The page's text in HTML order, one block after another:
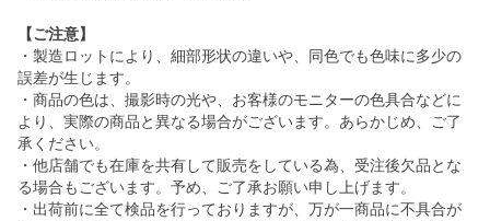
【ご注意】
・製造ロットにより、細部形状の違いや、同色でも色味に多少の
誤差が生じます。
・商品の色は、撮影時の光や、お客様のモニターの色具合などに
より、実際の商品と異なる場合がございます。あらかじめ、ご了
承ください。
・他店舗でも在庫を共有して販売をしている為、受注後欠品とな
る場合もございます。予め、ご了承お願い申し上げます。
・出荷前に全て検品を行っておりますが、万が一商品に不具合が